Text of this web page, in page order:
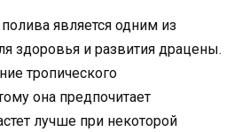
является одним из
здоровья и развития драцены.
тропического
она предпочитает
лучше при некоторой